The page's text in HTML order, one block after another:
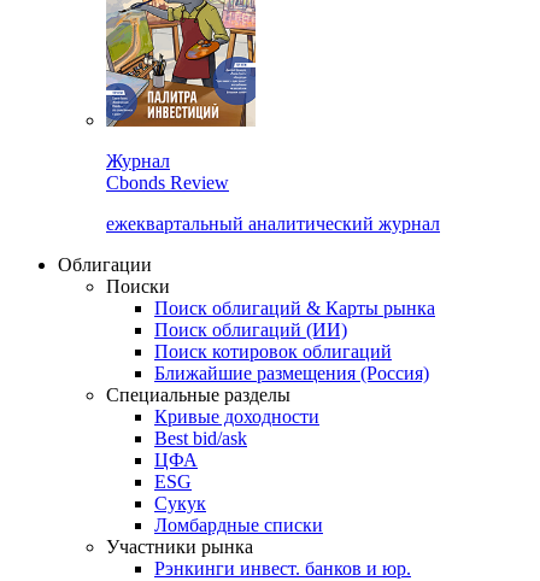
Cbonds Review
ежеквартальный аналитический журнал
Облигации
Поиски
Поиск облигаций & Карты рынка
Поиск облигаций (ИИ)
Поиск котировок облигаций
Ближайшие размещения (Россия)
Специальные разделы
Кривые доходности
Best bid/ask
ЦФА
ESG